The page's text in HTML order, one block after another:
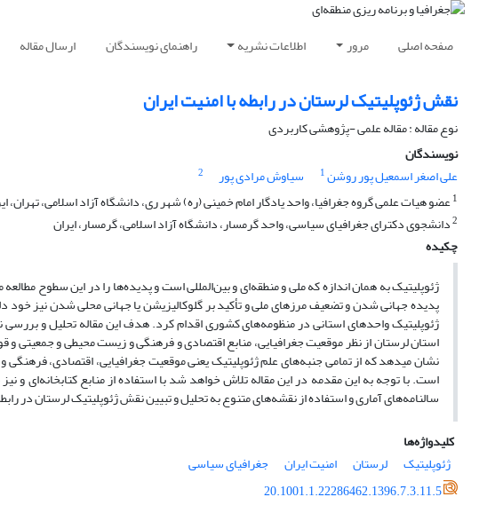
صفحه اصلی مرور اطلاعات نشریه راهنمای نویسندگان ارسال مقاله
نقش ژئوپلیتیک لرستان در رابطه با امنیت ایران
نوع مقاله : مقاله علمی -پژوهشی کاربردی
نویسندگان
علی اصغر اسمعیل پور روشن1 سیاوش مرادی پور
2
1عضو هیات علمی گروه جغرافیا، واحد یادگار امام خمینی (ره) شهر ری، دانشگاه آزاد اسلامی، تهران،
2دانشجوی دکترای جغرافیای سیاسی، واحد گرمسار، دانشگاه آزاد اسلامی، گرمسار، ایران
چکیده
ژئوپلیتیک به همان اندازه که ملی و منطقه‌ای و بین‌المللی است و پدیده‌ها را در این سطوح
پدیده جهانی شدن و تضعیف مرزهای ملی و تأکید بر گلوکالیزیشن یا جهانی محلی شدن نیز خود
ژئوپلیتیک واحدهای استانی در منظومه‌های کشوری اقدام کرد. هدف این مقاله تحلیل و
استان لرستان از نظر موقعیت جغرافیایی، منابع اقتصادی و فرهنگی و زیست محیطی و جمعیتی و
نشان می­دهد که از تمامی جنبه‌های علم ژئوپلیتیک یعنی موقعیت جغرافیایی، اقتصادی،
است. با توجه به این مقدمه در این مقاله تلاش خواهد شد با استفاده از منابع کتابخانه‌ای و
سالنامه‌های آماری و استفاده از نقشه‌های متنوع به تحلیل و تبیین نقش ژئوپلیتیک لرستان در
کلیدواژه‌ها
ژئوپلیتیک
لرستان امنیت ایران
جغرافیای سیاسی
20.1001.1.22286462.1396.7.3.11.5